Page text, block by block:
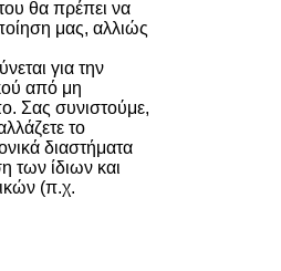
θα πρέπει να
μας, αλλιώς
για την
από μη
Σας συνιστούμε,
το
διαστήματα
των ίδιων και
(π.χ.